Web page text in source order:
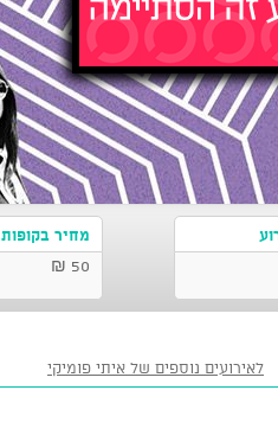
מחיר בקופות
50 ₪
לאירועים נוספים של איתי פומיקי